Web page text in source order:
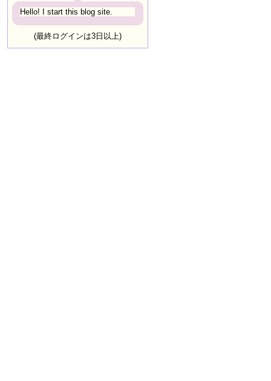
Hello! I start this blog site.
(最終ログインは3日以上)